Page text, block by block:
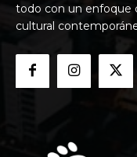
todo con un enfoque
cultural